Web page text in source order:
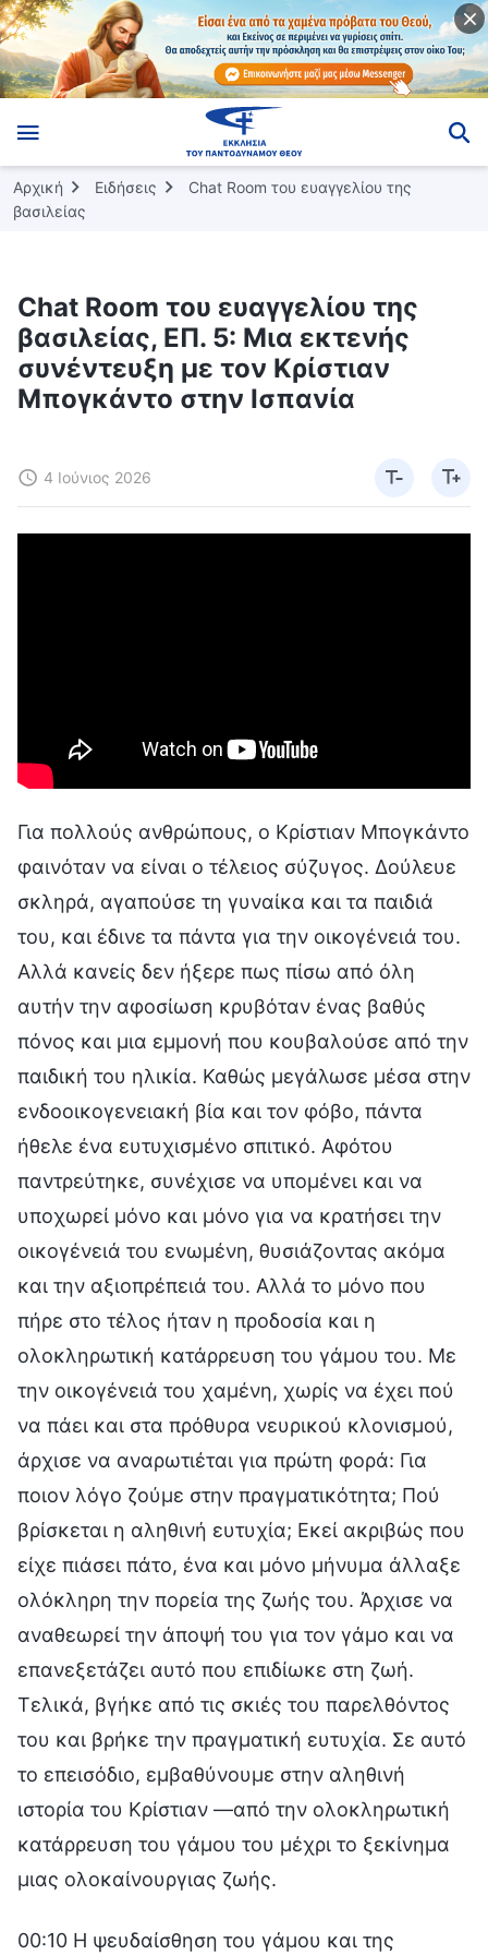
Αρχική Ειδήσεις
Chat Room του ευαγγελίου της
βασιλείας
Chat Room του ευαγγελίου της
βασιλείας, ΕΠ. 5: Μια εκτενής
συνέντευξη με τον Κρίστιαν
Μπογκάντο στην Ισπανία
4 Ιούνιος 2026
Για πολλούς ανθρώπους, ο Κρίστιαν Μπογκάντο
φαινόταν να είναι ο τέλειος σύζυγος. Δούλευε
σκληρά, αγαπούσε τη γυναίκα και τα παιδιά
του, και έδινε τα πάντα για την οικογένειά του.
Αλλά κανείς δεν ήξερε πως πίσω από όλη
αυτήν την αφοσίωση κρυβόταν ένας βαθύς
πόνος και μια εμμονή που κουβαλούσε από την
παιδική του ηλικία. Καθώς μεγάλωσε μέσα στην
ενδοοικογενειακή βία και τον φόβο, πάντα
ήθελε ένα ευτυχισμένο σπιτικό. Αφότου
παντρεύτηκε, συνέχισε να υπομένει και να
υποχωρεί μόνο και μόνο για να κρατήσει την
οικογένειά του ενωμένη, θυσιάζοντας ακόμα
και την αξιοπρέπειά του. Αλλά το μόνο που
πήρε στο τέλος ήταν η προδοσία και η
ολοκληρωτική κατάρρευση του γάμου του. Με
την οικογένειά του χαμένη, χωρίς να έχει πού
να πάει και στα πρόθυρα νευρικού κλονισμού,
άρχισε να αναρωτιέται για πρώτη φορά: Για
ποιον λόγο ζούμε στην πραγματικότητα; Πού
βρίσκεται η αληθινή ευτυχία; Εκεί ακριβώς που
είχε πιάσει πάτο, ένα και μόνο μήνυμα άλλαξε
ολόκληρη την πορεία της ζωής του. Άρχισε να
αναθεωρεί την άποψή του για τον γάμο και να
επανεξετάζει αυτό που επιδίωκε στη ζωή.
Τελικά, βγήκε από τις σκιές του παρελθόντος
του και βρήκε την πραγματική ευτυχία. Σε αυτό
το επεισόδιο, εμβαθύνουμε στην αληθινή
ιστορία του Κρίστιαν —από την ολοκληρωτική
κατάρρευση του γάμου του μέχρι το ξεκίνημα
μιας ολοκαίνουργιας ζωής.
00:10 Η ψευδαίσθηση του γάμου και της